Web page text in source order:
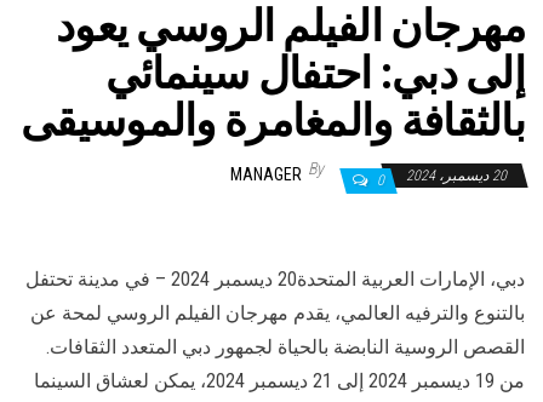
مهرجان الفيلم الروسي يعود
إلى دبي: احتفال سينمائي
بالثقافة والمغامرة والموسيقى
20 ديسمبر، 2024 0
By
MANAGER
دبي، الإمارات العربية المتحدة20 ديسمبر 2024 – في مدينة تحتفل
بالتنوع والترفيه العالمي، يقدم مهرجان الفيلم الروسي لمحة عن
القصص الروسية النابضة بالحياة لجمهور دبي المتعدد الثقافات.
من 19 ديسمبر 2024 إلى 21 ديسمبر 2024، يمكن لعشاق السينما